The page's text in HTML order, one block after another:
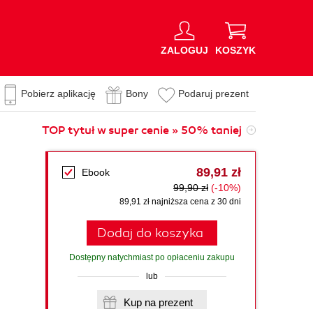
ZALOGUJ KOSZYK
Pobierz aplikację Bony Podaruj prezent
TOP tytuł w super cenie » 50% taniej
Ebook 89,91 zł
99,90 zł (-10%)
89,91 zł najniższa cena z 30 dni
Dodaj do koszyka
Dostępny natychmiast po opłaceniu zakupu
lub
Kup na prezent